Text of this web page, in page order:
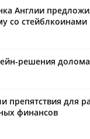
Англии
со стейблкоинами
решения
препятствия для
финансов